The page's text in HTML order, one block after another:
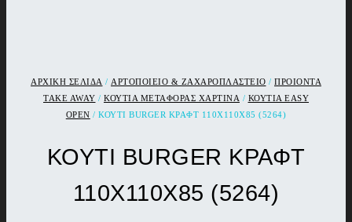
ΑΡΧΙΚΉ ΣΕΛΊΔΑ / ΑΡΤΟΠΟΙΕΙΟ & ΖΑΧΑΡΟΠΛΑΣΤΕΙΟ / ΠΡΟΙΟΝΤΑ
TAKE AWAY / ΚΟΥΤΙΑ ΜΕΤΑΦΟΡΑΣ ΧΑΡΤΙΝΑ / ΚΟΥΤΙΑ EASY
OPEN / ΚΟΥΤΙ BURGER ΚΡΑΦΤ 110Χ110Χ85 (5264)
ΚΟΥΤΙ BURGER ΚΡΑΦΤ
110Χ110Χ85 (5264)